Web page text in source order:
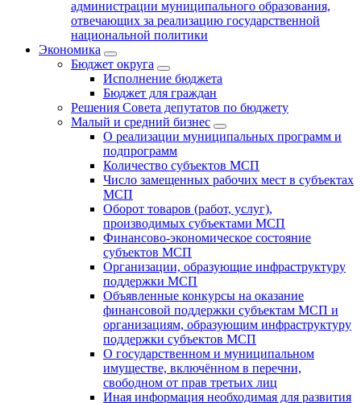
администрации муниципального образования,
отвечающих за реализацию государственной
национальной политики
Экономика
Бюджет округa
Исполнение бюджета
Бюджет для граждан
Решения Совета депутатов по бюджету
Малый и средний бизнес
О реализации муниципальных программ и
подпрограмм
Количество субъектов МСП
Число замещенных рабочих мест в субъектах
МСП
Оборот товаров (работ, услуг),
производимых субъектами МСП
Финансово-экономическое состояние
субъектов МСП
Организации, образующие инфраструктуру
поддержки МСП
Объявленные конкурсы на оказание
финансовой поддержки субъектам МСП и
организациям, образующим инфраструктуру
поддержки субъектов МСП
О государственном и муниципальном
имуществе, включённом в перечни,
свободном от прав третьих лиц
Иная информация необходимая для развития